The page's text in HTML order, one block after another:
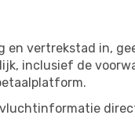
en vertrekstad in,
inclusief de